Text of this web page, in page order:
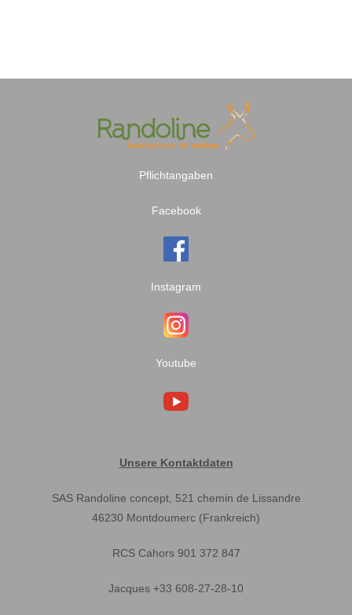
Pflichtangaben
Facebook
Instagram
Youtube
Unsere Kontaktdaten
SAS Randoline concept, 521 chemin de Lissandre
46230 Montdoumerc (Frankreich)
RCS Cahors 901 372 847
Jacques +33 608-27-28-10